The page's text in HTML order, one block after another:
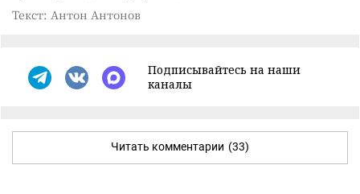
Текст: Антон Антонов
Подписывайтесь на наши
каналы
Читать комментарии (33)